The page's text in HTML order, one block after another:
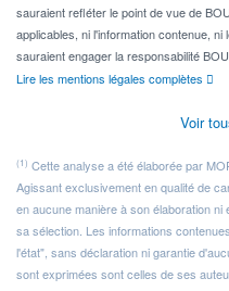
sauraient refléter le point de vue de
applicables, ni l'information contenue,
sauraient engager la responsabilité
Lire les mentions légales complètes
Voir
(1) Cette analyse a été élaborée par
Agissant exclusivement en qualité de
en aucune manière à son élaboration
sa sélection. Les informations
l'état", sans déclaration ni garantie
sont exprimées sont celles de ses